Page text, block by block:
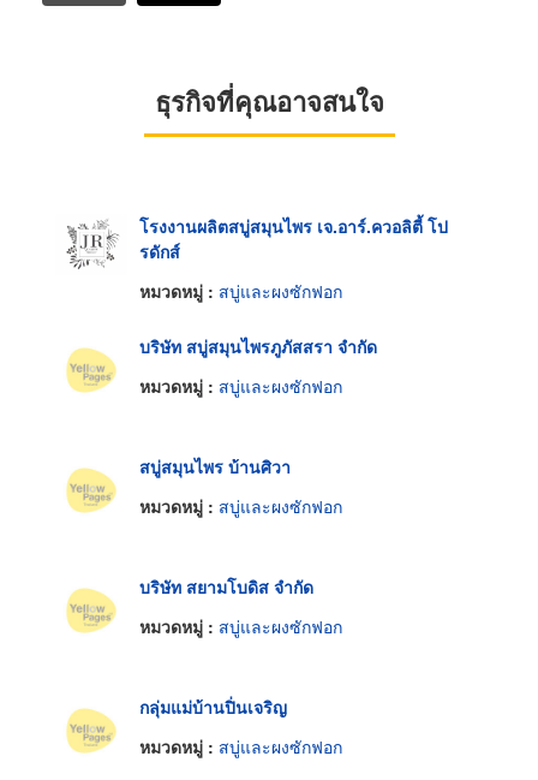
ธุรกิจที่คุณอาจสนใจ
โรงงานผลิตสบู่สมุนไพร เจ.อาร์.ควอลิตี้ โป
รดักส์
หมวดหมู่ : สบู่และผงซักฟอก
บริษัท สบู่สมุนไพรภูภัสสรา จำกัด
หมวดหมู่ : สบู่และผงซักฟอก
สบู่สมุนไพร บ้านศิวา
หมวดหมู่ : สบู่และผงซักฟอก
บริษัท สยามโบดิส จำกัด
หมวดหมู่ : สบู่และผงซักฟอก
กลุ่มแม่บ้านปิ่นเจริญ
หมวดหมู่ : สบู่และผงซักฟอก